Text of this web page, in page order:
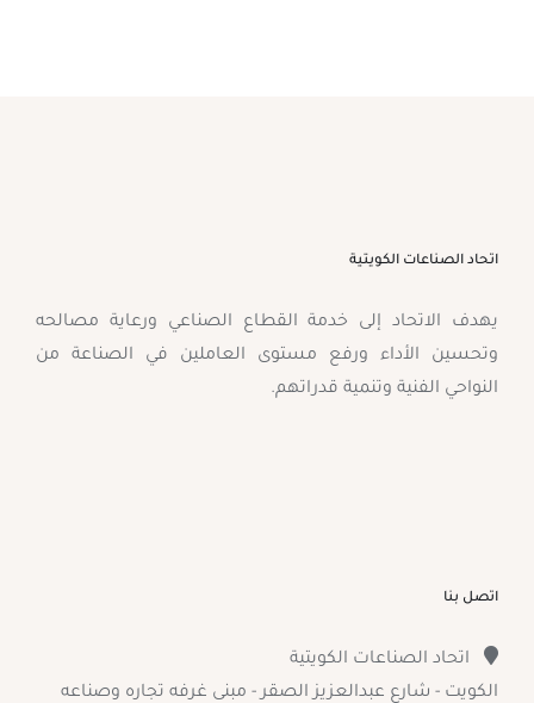
اتحاد الصناعات الكويتية
يهدف الاتحاد إلى خدمة القطاع الصناعي ورعاية مصالحه
وتحسين الأداء ورفع مستوى العاملين في الصناعة من
النواحي الفنية وتنمية قدراتهم.
اتصل بنا
اتحاد الصناعات الكويتية
الكويت - شارع عبدالعزيز الصقر - مبنى غرفه تجاره وصناعه